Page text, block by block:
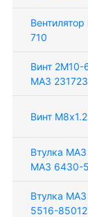
710
Винт
МАЗ 231723
Винт
Втулка
МАЗ 6430-
Втулка
5516-